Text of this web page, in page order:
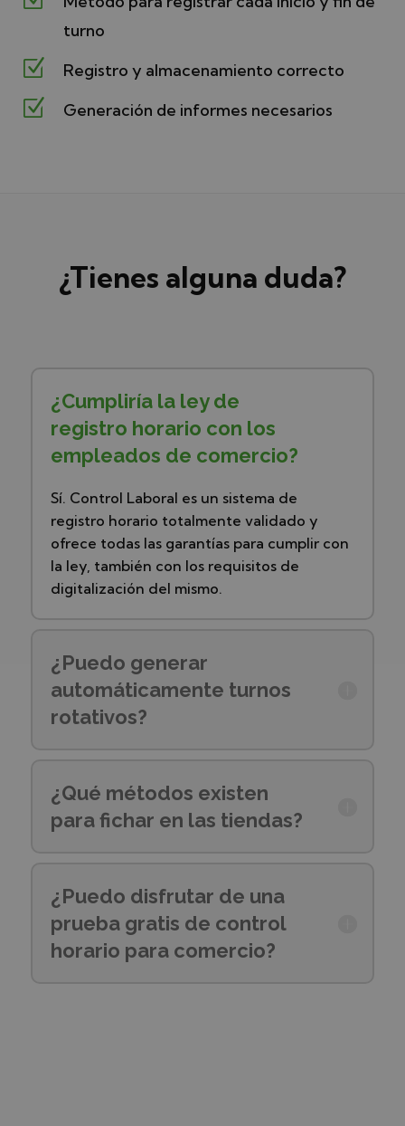
turno
Z Registro y almacenamiento correcto
Z Generación de informes necesarios
¿Tienes alguna duda?
¿Cumpliría la ley de
registro horario con los
empleados de comercio?
Sí. Control Laboral es un sistema de
registro horario totalmente validado y
ofrece todas las garantías para cumplir con
la ley, también con los requisitos de
digitalización del mismo.
¿Puedo generar
automáticamente turnos
rotativos?
¿Qué métodos existen
para fichar en las tiendas?
¿Puedo disfrutar de una
prueba gratis de control
horario para comercio?